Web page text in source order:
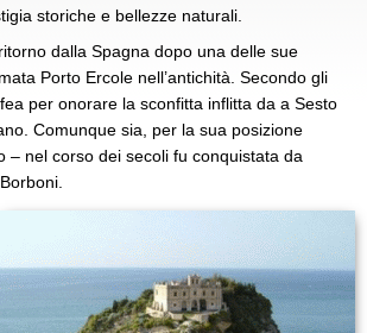
storiche e bellezze naturali.
dalla Spagna dopo una delle sue
Porto Ercole nell’antichità. Secondo gli
per onorare la sconfitta inflitta da a Sesto
Comunque sia, per la sua posizione
– nel corso dei secoli fu conquistata da